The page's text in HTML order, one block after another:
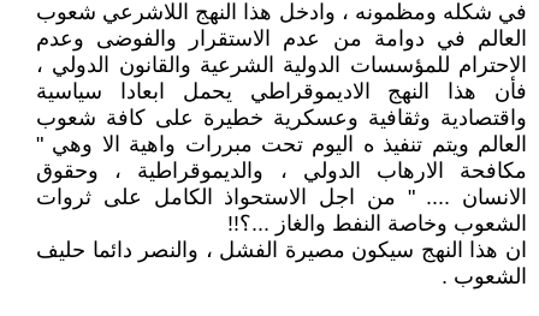
في شكله ومظمونه ، وادخل هذا النهج اللاشرعي شعوب
العالم في دوامة من عدم الاستقرار والفوضى وعدم
الاحترام للمؤسسات الدولية الشرعية والقانون الدولي ،
فأن هذا النهج الاديموقراطي يحمل ابعادا سياسية
واقتصادية وثقافية وعسكرية خطيرة على كافة شعوب
العالم ويتم تنفيذ ه اليوم تحت مبررات واهية الا وهي "
مكافحة الارهاب الدولي ، والديموقراطية ، وحقوق
الانسان .... " من اجل الاستحواذ الكامل على ثروات
الشعوب وخاصة النفط والغاز ...؟!!
ان هذا النهج سيكون مصيرة الفشل ، والنصر دائما حليف
الشعوب .